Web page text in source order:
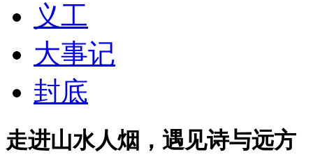
义工
大事记
封底
走进山水人烟，遇见诗与远方